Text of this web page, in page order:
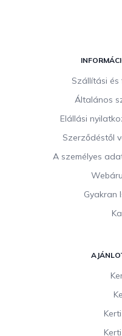
Szállítási
Általános
Elállási
Szerződéstől
A személyes
Gyakran